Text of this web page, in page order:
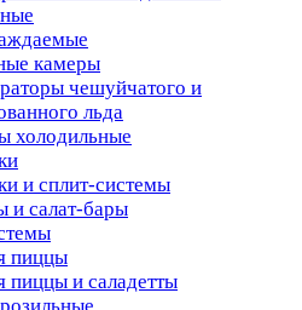
камеры
чешуйчатого и
льда
холодильные
и сплит-системы
и салат-бары
пиццы
пиццы и саладетты